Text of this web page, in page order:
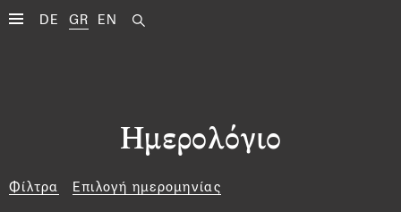
DE GR EN
Ημερολόγιο
Φίλτρα Επιλογή ημερομηνίας